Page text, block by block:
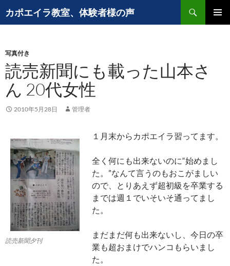
ン
ツ
へ
ス
キ
カポエイラ教室、体験者様の声
索
写真付き
読売新聞にも載った山本さ
ん 20代女性
2010年5月28日 管理者
読売新聞夕刊
１月末からカポエイラ習ってます。
全く何にも出来ないのに“始めまし
た。”なんて言うのもおこがましい
ので、とりあえず超初級を卒業する
までは週１でいそいそ通ってまし
た。
まだまだ何も出来ないし、今日の卒
業も超おまけでハンコもらいまし
た。